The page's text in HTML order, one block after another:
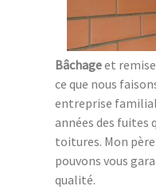
Bâchageet
ce que nous
entreprise
années des fuites
toitures. Mon
pouvons vous
qualité.